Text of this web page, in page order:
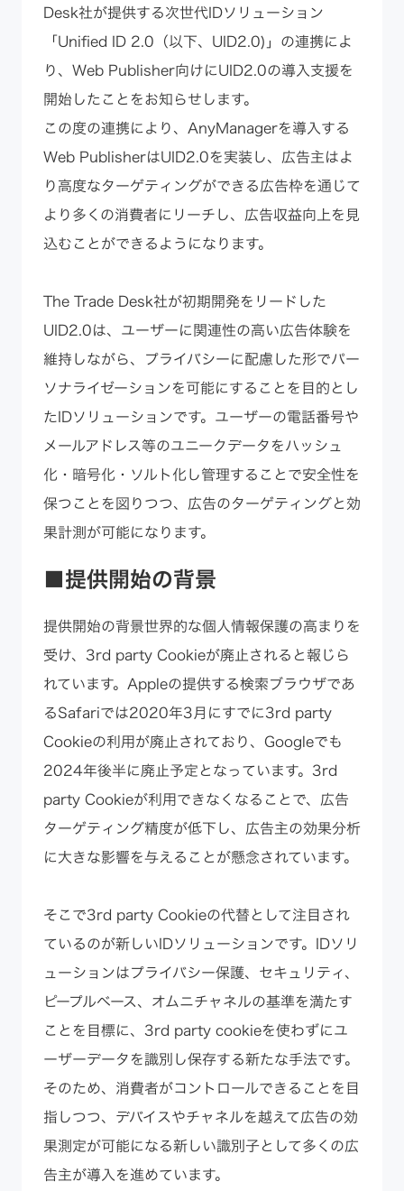
Desk社が提供する次世代IDソリューション
「Unified ID 2.0（以下、UID2.0)」の連携によ
り、Web Publisher向けにUID2.0の導入支援を
開始したことをお知らせします。
この度の連携により、AnyManagerを導入する
Web PublisherはUID2.0を実装し、広告主はよ
り高度なターゲティングができる広告枠を通じて
より多くの消費者にリーチし、広告収益向上を見
込むことができるようになります。
The Trade Desk社が初期開発をリードした
UID2.0は、ユーザーに関連性の高い広告体験を
維持しながら、プライバシーに配慮した形でパー
ソナライゼーションを可能にすることを目的とし
たIDソリューションです。ユーザーの電話番号や
メールアドレス等のユニークデータをハッシュ
化・暗号化・ソルト化し管理することで安全性を
保つことを図りつつ、広告のターゲティングと効
果計測が可能になります。
■提供開始の背景
提供開始の背景世界的な個人情報保護の高まりを
受け、3rd party Cookieが廃止されると報じら
れています。Appleの提供する検索ブラウザであ
るSafariでは2020年3月にすでに3rd party
Cookieの利用が廃止されており、Googleでも
2024年後半に廃止予定となっています。3rd
party Cookieが利用できなくなることで、広告
ターゲティング精度が低下し、広告主の効果分析
に大きな影響を与えることが懸念されています。
そこで3rd party Cookieの代替として注目され
ているのが新しいIDソリューションです。IDソリ
ューションはプライバシー保護、セキュリティ、
ピープルベース、オムニチャネルの基準を満たす
ことを目標に、3rd party cookieを使わずにユ
ーザーデータを識別し保存する新たな手法です。
そのため、消費者がコントロールできることを目
指しつつ、デバイスやチャネルを越えて広告の効
果測定が可能になる新しい識別子として多くの広
告主が導入を進めています。